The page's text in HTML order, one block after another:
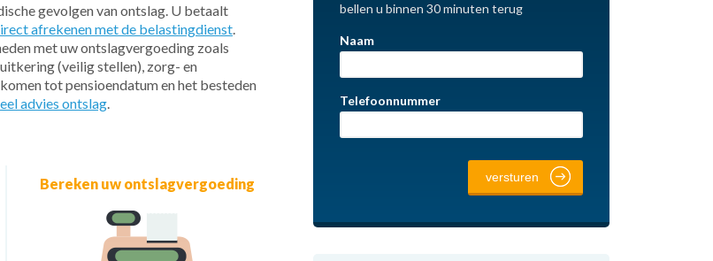
gevolgen van ontslag. U betaalt
afrekenen met de belastingdienst.
met uw ontslagvergoeding zoals
(veilig stellen), zorg- en
tot pensioendatum en het besteden
advies ontslag.
bellen u binnen 30 minuten terug
Naam
Telefoonnummer
Bereken uw ontslagvergoeding